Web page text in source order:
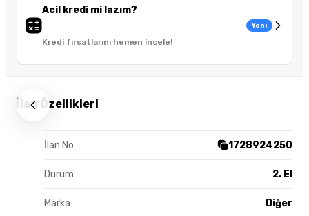
Acil kredi mi lazım?
Kredi fırsatlarını hemen incele!
Yeni
İlan Özellikleri
İlan No 1728924250
Durum 2. El
Marka Diğer